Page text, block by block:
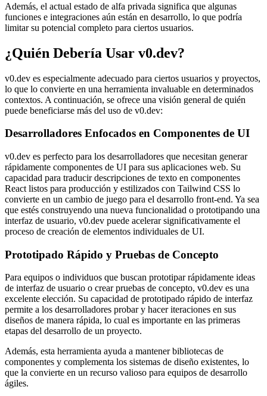
Además, el actual estado de alfa privada significa que algunas
funciones e integraciones aún están en desarrollo, lo que podría
limitar su potencial completo para ciertos usuarios.
¿Quién Debería Usar v0.dev?
v0.dev es especialmente adecuado para ciertos usuarios y proyectos,
lo que lo convierte en una herramienta invaluable en determinados
contextos. A continuación, se ofrece una visión general de quién
puede beneficiarse más del uso de v0.dev:
Desarrolladores Enfocados en Componentes de UI
v0.dev es perfecto para los desarrolladores que necesitan generar
rápidamente componentes de UI para sus aplicaciones web. Su
capacidad para traducir descripciones de texto en componentes
React listos para producción y estilizados con Tailwind CSS lo
convierte en un cambio de juego para el desarrollo front-end. Ya sea
que estés construyendo una nueva funcionalidad o prototipando una
interfaz de usuario, v0.dev puede acelerar significativamente el
proceso de creación de elementos individuales de UI.
Prototipado Rápido y Pruebas de Concepto
Para equipos o individuos que buscan prototipar rápidamente ideas
de interfaz de usuario o crear pruebas de concepto, v0.dev es una
excelente elección. Su capacidad de prototipado rápido de interfaz
permite a los desarrolladores probar y hacer iteraciones en sus
diseños de manera rápida, lo cual es importante en las primeras
etapas del desarrollo de un proyecto.
Además, esta herramienta ayuda a mantener bibliotecas de
componentes y complementa los sistemas de diseño existentes, lo
que la convierte en un recurso valioso para equipos de desarrollo
ágiles.